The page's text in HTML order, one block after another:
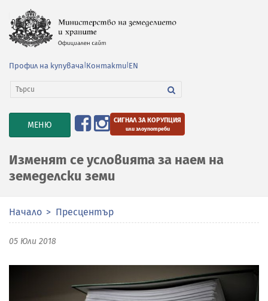
Профил на купувача Контакти EN
TOGGLE
NAVIGATION
МЕНЮ СИГНАЛ ЗА КОРУПЦИЯ
или злоупотреби
Изменят се условията за наем на
земеделски земи
Начало Пресцентър
05 Юли 2018